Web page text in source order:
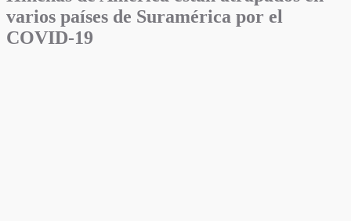
varios países de Suramérica por el
COVID-19